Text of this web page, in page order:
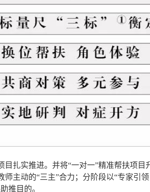
扎实推进。并将“一对一”精准帮扶项
主动的“三主”合力；分阶段以“专家引
推目的。